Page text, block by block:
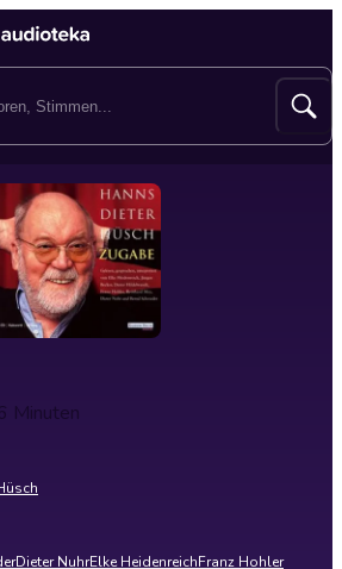
Minuten
Dieter NuhrElke HeidenreichFranz Hohler